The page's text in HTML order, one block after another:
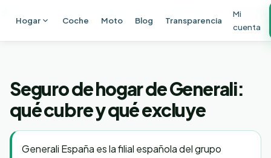
Hogar Coche Moto Blog Transparencia
Mi
cuenta
Generali
Seguro de hogar de Generali:
qué cubre y qué excluye
Generali España es la filial española del grupo